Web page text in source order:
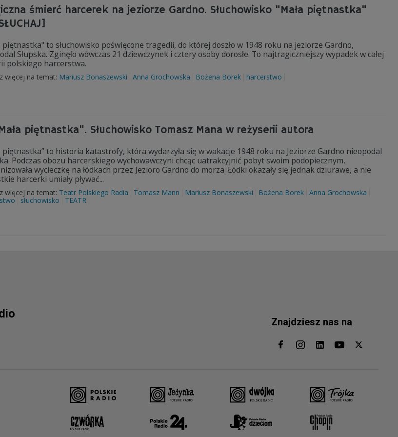
śmierć harcerek na jeziorze Gardno. Słuchowisko "Mała piętnastka"
piętnastka" to słuchowisko poświęcone tragedii, do której doszło w 1948 roku na jeziorze Gardno,
Słupska. Zginęło wówczas 21 dziewczynek i cztery osoby dorosłe. To najtragiczniejszy wypadek w całej
polskiego harcerstwa.
więcej na temat: Mariusz Bonaszewski Anna Grochowska Bożena Borek harcerstwo
piętnastka". Słuchowisko Tomasz Mana w reżyserii autora
piętnastka” to historia katastrofy, która wydarzyła się w wakacje 1948 roku na Jeziorze Gardno nieopodal
Podczas obozu harcerskiego wychowawczyni chcąc uatrakcyjnić pobyt swoim podopiecznym,
wycieczkę na łódkach przez Jezioro Gardno do morza. Łódki okazały się jednak dziurawe, a nie
harcerki umiały pływać...
więcej na temat: Teatr Polskiego Radia Tomasz Mann Mariusz Bonaszewski Bożena Borek Anna Grochowska
słuchowisko TEATR
Znajdziesz nas na